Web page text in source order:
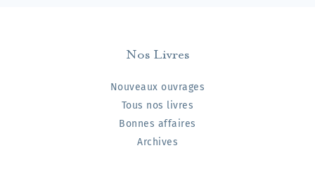
Nos Livres
Nouveaux ouvrages
Tous nos livres
Bonnes affaires
Archives